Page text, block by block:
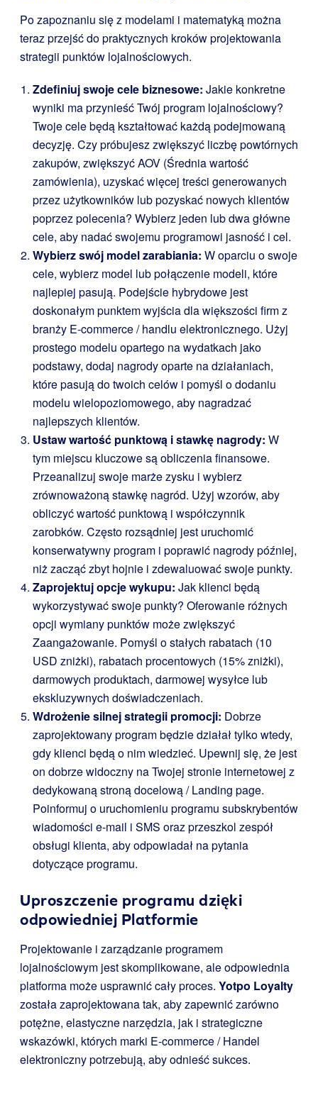
Po zapoznaniu się z modelami i matematyką można
teraz przejść do praktycznych kroków projektowania
strategii punktów lojalnościowych.
Zdefiniuj swoje cele biznesowe: Jakie konkretne
wyniki ma przynieść Twój program lojalnościowy?
Twoje cele będą kształtować każdą podejmowaną
decyzję. Czy próbujesz zwiększyć liczbę powtórnych
zakupów, zwiększyć AOV (Średnia wartość
zamówienia), uzyskać więcej treści generowanych
przez użytkowników lub pozyskać nowych klientów
poprzez polecenia? Wybierz jeden lub dwa główne
cele, aby nadać swojemu programowi jasność i cel.
Wybierz swój model zarabiania: W oparciu o swoje
cele, wybierz model lub połączenie modeli, które
najlepiej pasują. Podejście hybrydowe jest
doskonałym punktem wyjścia dla większości firm z
branży E-commerce / handlu elektronicznego. Użyj
prostego modelu opartego na wydatkach jako
podstawy, dodaj nagrody oparte na działaniach,
które pasują do twoich celów i pomyśl o dodaniu
modelu wielopoziomowego, aby nagradzać
najlepszych klientów.
Ustaw wartość punktową i stawkę nagrody: W
tym miejscu kluczowe są obliczenia finansowe.
Przeanalizuj swoje marże zysku i wybierz
zrównoważoną stawkę nagród. Użyj wzorów, aby
obliczyć wartość punktową i współczynnik
zarobków. Często rozsądniej jest uruchomić
konserwatywny program i poprawić nagrody później,
niż zacząć zbyt hojnie i zdewaluować swoje punkty.
Zaprojektuj opcje wykupu: Jak klienci będą
wykorzystywać swoje punkty? Oferowanie różnych
opcji wymiany punktów może zwiększyć
Zaangażowanie. Pomyśl o stałych rabatach (10
USD zniżki), rabatach procentowych (15% zniżki),
darmowych produktach, darmowej wysyłce lub
ekskluzywnych doświadczeniach.
Wdrożenie silnej strategii promocji: Dobrze
zaprojektowany program będzie działał tylko wtedy,
gdy klienci będą o nim wiedzieć. Upewnij się, że jest
on dobrze widoczny na Twojej stronie internetowej z
dedykowaną stroną docelową / Landing page.
Poinformuj o uruchomieniu programu subskrybentów
wiadomości e-mail i SMS oraz przeszkol zespół
obsługi klienta, aby odpowiadał na pytania
dotyczące programu.
Uproszczenie programu dzięki
odpowiedniej Platformie
Projektowanie i zarządzanie programem
lojalnościowym jest skomplikowane, ale odpowiednia
platforma może usprawnić cały proces. Yotpo Loyalty
została zaprojektowana tak, aby zapewnić zarówno
potężne, elastyczne narzędzia, jak i strategiczne
wskazówki, których marki E-commerce / Handel
elektroniczny potrzebują, aby odnieść sukces.